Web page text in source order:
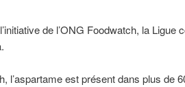
de l’ONG Foodwatch, la Ligue
l’aspartame est présent dans plus de